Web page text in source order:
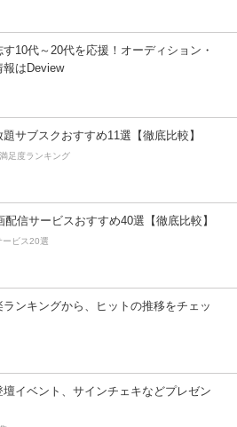
10代～20代を応援！オーディション・
報はDeview
サブスクおすすめ11選【徹底比較】
足度ランキング
配信サービスおすすめ40選【徹底比較】
ービス20選
ンキングから、ヒットの推移をチェッ
壇イベント、サインチェキなどプレゼン